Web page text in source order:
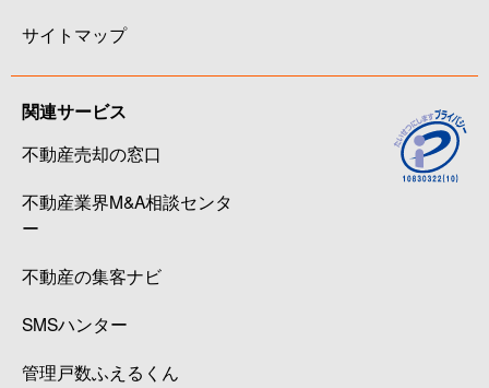
サイトマップ
関連サービス
不動産売却の窓口
不動産業界M&A相談センタ
ー
不動産の集客ナビ
SMSハンター
管理戸数ふえるくん